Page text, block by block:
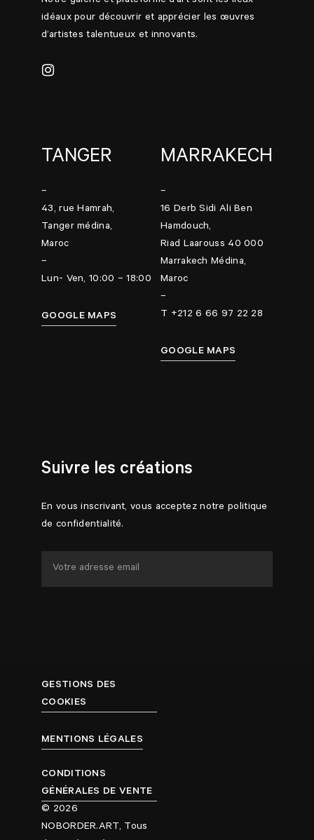
idéaux pour découvrir et apprécier les œuvres
d’artistes talentueux et innovants.
TANGER
–
43, rue Hamrah,
Tanger médina,
Maroc
–
Lun- Ven, 10:00 – 18:00
GOOGLE MAPS
MARRAKECH
–
16 Derb Sidi Ali Ben
Hamdouch,
Riad Laarouss 40 000
Marrakech Médina,
Maroc
–
T +212 6 66 97 22 28
GOOGLE MAPS
Suivre les créations
En vous inscrivant, vous acceptez notre politique
de confidentialité.
© 2026
NOBORDER.ART, Tous
GESTIONS DES
COOKIES
MENTIONS LÉGALES
CONDITIONS
GÉNÉRALES DE VENTE